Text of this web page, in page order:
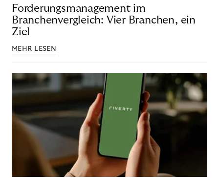
Forderungsmanagement im
Branchenvergleich: Vier Branchen, ein
Ziel
MEHR LESEN